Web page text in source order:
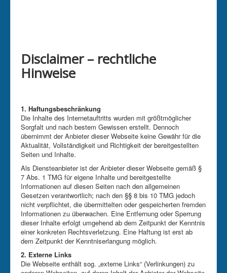
Disclaimer – rechtliche
Hinweise
1. Haftungsbeschränkung
Die Inhalte des Internetauftritts wurden mit größtmöglicher
Sorgfalt und nach bestem Gewissen erstellt. Dennoch
übernimmt der Anbieter dieser Webseite keine Gewähr für die
Aktualität, Vollständigkeit und Richtigkeit der bereitgestellten
Seiten und Inhalte.
Als Diensteanbieter ist der Anbieter dieser Webseite gemäß §
7 Abs. 1 TMG für eigene Inhalte und bereitgestellte
Informationen auf diesen Seiten nach den allgemeinen
Gesetzen verantwortlich; nach den §§ 8 bis 10 TMG jedoch
nicht verpflichtet, die übermittelten oder gespeicherten fremden
Informationen zu überwachen. Eine Entfernung oder Sperrung
dieser Inhalte erfolgt umgehend ab dem Zeitpunkt der Kenntnis
einer konkreten Rechtsverletzung. Eine Haftung ist erst ab
dem Zeitpunkt der Kenntniserlangung möglich.
2. Externe Links
Die Webseite enthält sog. „externe Links“ (Verlinkungen) zu